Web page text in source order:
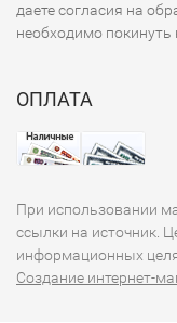
даете согласия на
необходимо покинуть
ОПЛАТА
При использовании
ссылки на источник.
информационных
Создание интернет-